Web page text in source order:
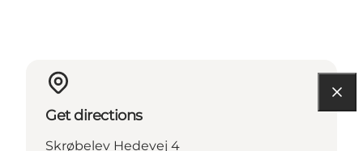
Get directions
Skrøbelev Hedevej 4